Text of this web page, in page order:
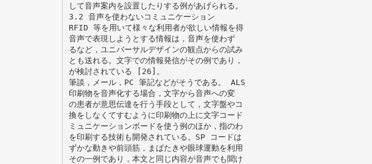
して音声案内を設置したりする例があげられる。
3.2 音声を使わないコミュニケーション
RFID 等を用いて様々な利用者が欲しい情報を得
音声で表現しようとする情報は，音声を使わず
るなど，ユニバーサルデザインの観点からの試み
とも送れる。文字での情報発信がその例であり，
が検討されている [26]。
筆談，メール，PC 筆記などがそうである。 ALS
印刷物を音声化する場合，文字から音声への変
の患者が意思伝達を行う手段として，文字盤やコ
換をしなくてすむように印刷物の上に文字コード
ミュニケーションボードを使う例のほか，指のわ
を印刷する技術も開発されている。SP コードは
ずかな動きや前頭筋，まばたきや眼球運動を利用
その一例であり，本文と同じ内容が音声でも聞け